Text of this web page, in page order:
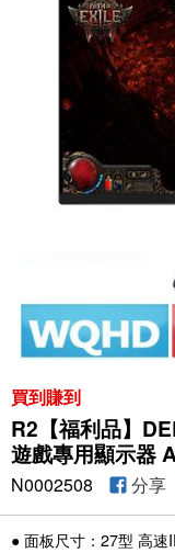
買到賺到
R2【福利品】
遊戲專用顯示器
N0002508 分享
● 面板尺寸：27型 高速